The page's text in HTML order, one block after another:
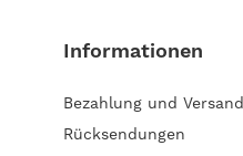
Informationen
Bezahlung und Versand
Rücksendungen